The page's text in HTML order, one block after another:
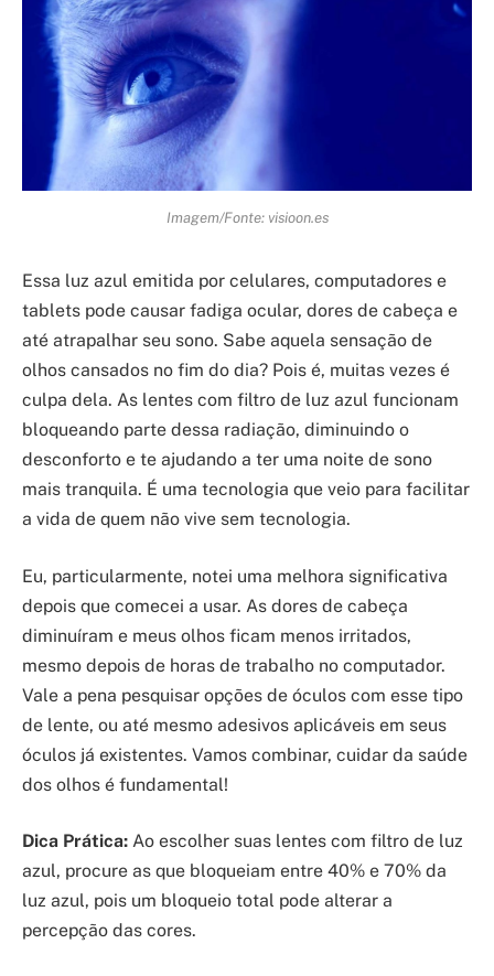
Imagem/Fonte: visioon.es
Essa luz azul emitida por celulares, computadores e
tablets pode causar fadiga ocular, dores de cabeça e
até atrapalhar seu sono. Sabe aquela sensação de
olhos cansados no fim do dia? Pois é, muitas vezes é
culpa dela. As lentes com filtro de luz azul funcionam
bloqueando parte dessa radiação, diminuindo o
desconforto e te ajudando a ter uma noite de sono
mais tranquila. É uma tecnologia que veio para facilitar
a vida de quem não vive sem tecnologia.
Eu, particularmente, notei uma melhora significativa
depois que comecei a usar. As dores de cabeça
diminuíram e meus olhos ficam menos irritados,
mesmo depois de horas de trabalho no computador.
Vale a pena pesquisar opções de óculos com esse tipo
de lente, ou até mesmo adesivos aplicáveis em seus
óculos já existentes. Vamos combinar, cuidar da saúde
dos olhos é fundamental!
Dica Prática: Ao escolher suas lentes com filtro de luz
azul, procure as que bloqueiam entre 40% e 70% da
luz azul, pois um bloqueio total pode alterar a
percepção das cores.